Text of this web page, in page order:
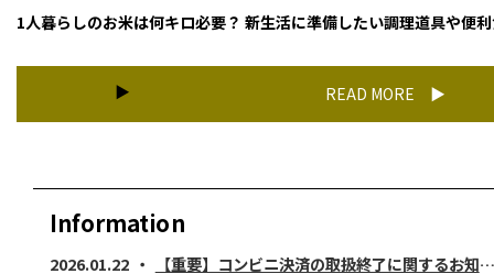
1人暮らしのお米は何キロ必要？ 新生活に準備したい調理道具や便
READ MORE
Information
2026.01.22 【重要】コンビニ決済の取扱終了に関するお知らせ